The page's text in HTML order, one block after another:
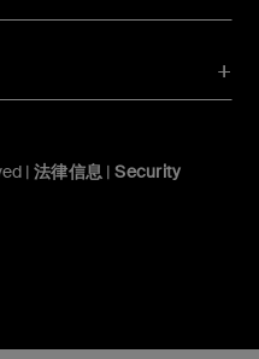
| 法律信息 |Security